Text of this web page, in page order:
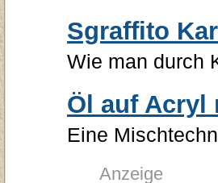
Sgraffito
Wie man durch
Öl auf Acryl
Eine
Anzeige